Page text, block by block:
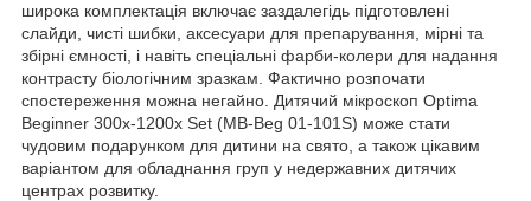
широка комплектація включає заздалегідь підготовлені
слайди, чисті шибки, аксесуари для препарування, мірні та
збірні ємності, і навіть спеціальні фарби-колери для надання
контрасту біологічним зразкам. Фактично розпочати
спостереження можна негайно. Дитячий мікроскоп Optima
Beginner 300x-1200x Set (MB-Beg 01-101S) може стати
чудовим подарунком для дитини на свято, а також цікавим
варіантом для обладнання груп у недержавних дитячих
центрах розвитку.